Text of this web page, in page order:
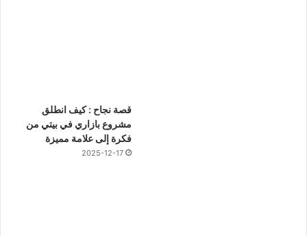
قصة نجاح : كيف انطلق
مشروع بازاري في بيتي من
فكرة إلى علامة مميزة
2025-12-17